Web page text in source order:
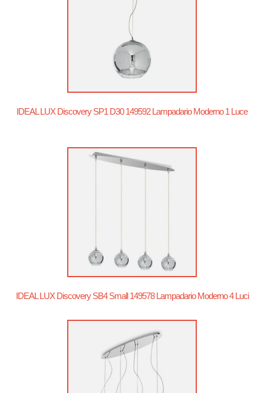
IDEAL LUX Discovery SP1 D30 149592 Lampadario Moderno 1 Luce
IDEAL LUX Discovery SB4 Small 149578 Lampadario Moderno 4 Luci